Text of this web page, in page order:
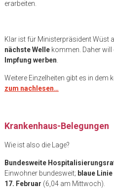
erarbeiten.
Klar ist für Ministerpräsident Wüst
nächste Wellekommen. Daher will
Impfung werben
Weitere Einzelheiten gibt es in dem
zum nachlesen…
Krankenhaus-Belegungen
Wie ist also die Lage?
Bundesweite
Einwohner bundesweit; blaue Linie
17. Februar (6,04 am Mittwoch).